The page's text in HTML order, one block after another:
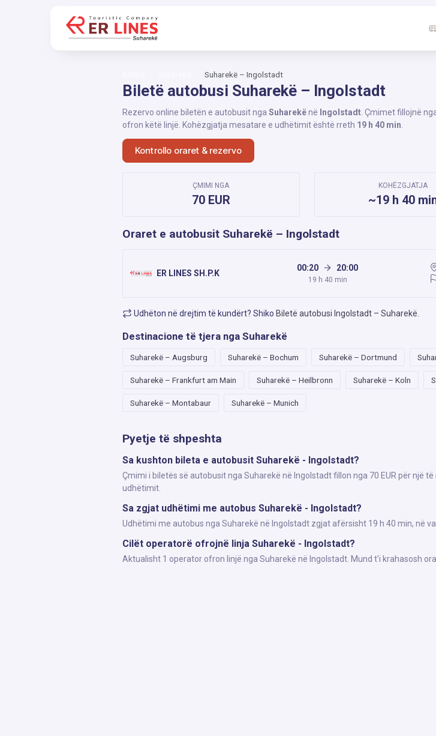
Suharekë – Ingolstadt
Biletë autobusi Suharekë – Ingolstadt
Rezervo online biletën e autobusit nga Suharekënë Ingolstadt . Çmimet fillojnë
ofron këtë linjë. Kohëzgjatja mesatare e udhëtimit është rreth 19 h 40 min
Kontrollo oraret & rezervo
ÇMIMI NGA
70 EUR
KOHËZGJATJA
~19 h 40
Oraret e autobusit Suharekë – Ingolstadt
ER LINES SH.P.K
00:20 20:00
19 h 40 min
Udhëton në drejtim të kundërt? Shiko Biletë autobusi Ingolstadt – Suharekë
Destinacione të tjera nga Suharekë
Suharekë – Augsburg Suharekë – Bochum Suharekë – Dortmund
Suharekë – Frankfurt am Main Suharekë – Heilbronn Suharekë – Koln
Suharekë – Montabaur Suharekë – Munich
Pyetje të shpeshta
Sa kushton bileta e autobusit Suharekë - Ingolstadt?
Çmimi i biletës së autobusit nga Suharekë në Ingolstadt fillon nga 70 EUR për një
udhëtimit.
Sa zgjat udhëtimi me autobus Suharekë - Ingolstadt?
Udhëtimi me autobus nga Suharekë në Ingolstadt zgjat afërsisht 19 h 40 min, në
Cilët operatorë ofrojnë linja Suharekë - Ingolstadt?
Aktualisht 1 operator ofron linjë nga Suharekë në Ingolstadt. Mund t'i krahasosh